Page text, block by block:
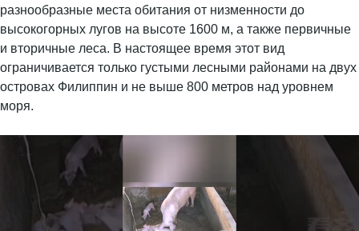
разнообразные места обитания от низменности до
высокогорных лугов на высоте 1600 м, а также первичные
и вторичные леса. В настоящее время этот вид
ограничивается только густыми лесными районами на двух
островах Филиппин и не выше 800 метров над уровнем
моря.